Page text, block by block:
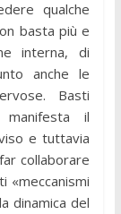
qualche
basta più e
interna, di
anche le
Basti
il
e tuttavia
collaborare
«meccanismi
dinamica del